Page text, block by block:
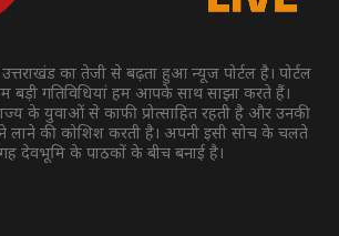
उत्तराखंड का तेजी से बढ़ता हुआ न्यूज पोर्टल है। पोर्टल
बड़ी गतिविधियां हम आपके साथ साझा करते हैं।
के युवाओं से काफी प्रोत्साहित रहती है और उनकी
लाने की कोशिश करती है। अपनी इसी सोच के चलते
देवभूमि के पाठकों के बीच बनाई है।